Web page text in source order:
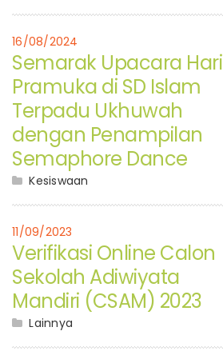
16/08/2024
Semarak Upacara Hari
Pramuka di SD Islam
Terpadu Ukhuwah
dengan Penampilan
Semaphore Dance
Kesiswaan
11/09/2023
Verifikasi Online Calon
Sekolah Adiwiyata
Mandiri (CSAM) 2023
Lainnya